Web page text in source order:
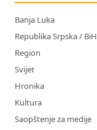
Banja Luka
Republika Srpska / BiH
Region
Svijet
Hronika
Kultura
Saopštenje za medije